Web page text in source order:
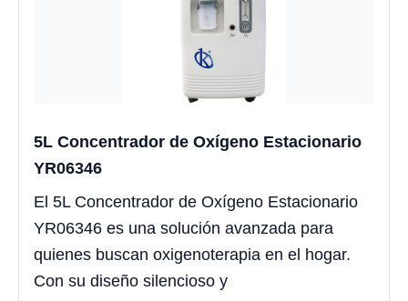
5L Concentrador de Oxígeno Estacionario
YR06346
El 5L Concentrador de Oxígeno Estacionario
YR06346 es una solución avanzada para
quienes buscan oxigenoterapia en el hogar.
Con su diseño silencioso y